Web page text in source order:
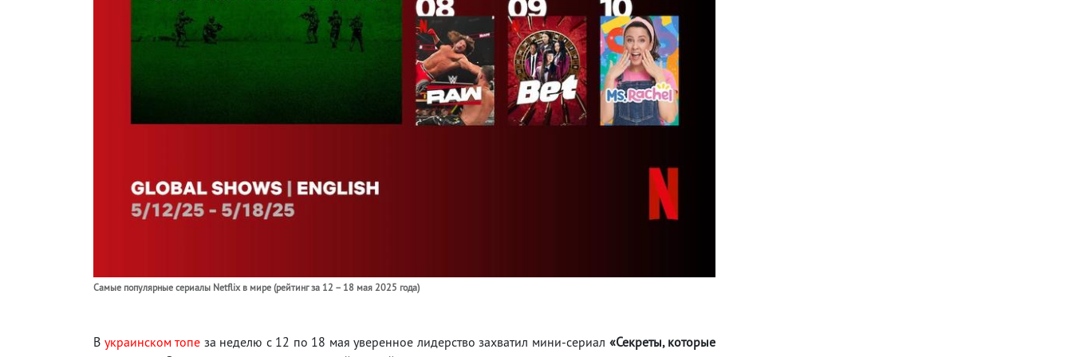
Самые популярные сериалы Netflix в мире (рейтинг за 12 – 18 мая 2025 года)
В украинском топе за неделю с 12 по 18 мая уверенное лидерство захватил мини-сериал «Секреты, которые